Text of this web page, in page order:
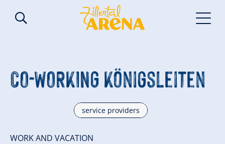
CO-WORKING Königsleiten
service providers
WORK AND VACATION